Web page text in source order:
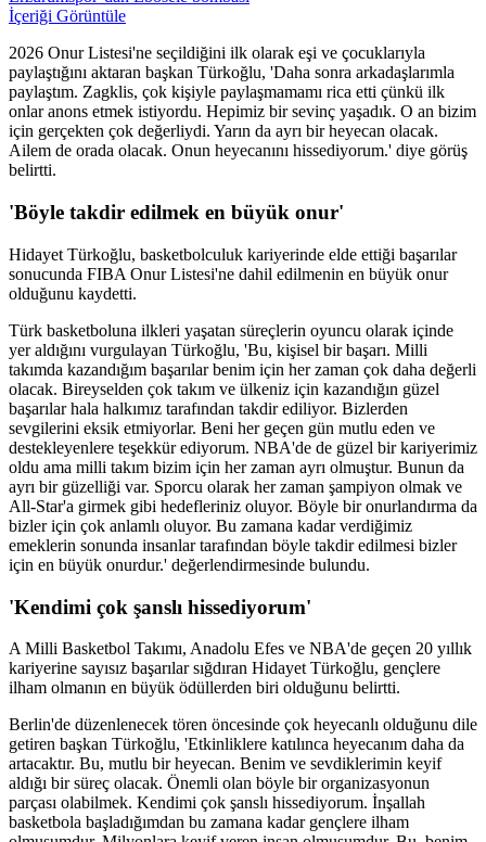
İçeriği Görüntüle
2026 Onur Listesi'ne seçildiğini ilk olarak eşi ve çocuklarıyla
paylaştığını aktaran başkan Türkoğlu, 'Daha sonra arkadaşlarımla
paylaştım. Zagklis, çok kişiyle paylaşmamamı rica etti çünkü ilk
onlar anons etmek istiyordu. Hepimiz bir sevinç yaşadık. O an bizim
için gerçekten çok değerliydi. Yarın da ayrı bir heyecan olacak.
Ailem de orada olacak. Onun heyecanını hissediyorum.' diye görüş
belirtti.
'Böyle takdir edilmek en büyük onur'
Hidayet Türkoğlu, basketbolculuk kariyerinde elde ettiği başarılar
sonucunda FIBA Onur Listesi'ne dahil edilmenin en büyük onur
olduğunu kaydetti.
Türk basketboluna ilkleri yaşatan süreçlerin oyuncu olarak içinde
yer aldığını vurgulayan Türkoğlu, 'Bu, kişisel bir başarı. Milli
takımda kazandığım başarılar benim için her zaman çok daha değerli
olacak. Bireyselden çok takım ve ülkeniz için kazandığın güzel
başarılar hala halkımız tarafından takdir ediliyor. Bizlerden
sevgilerini eksik etmiyorlar. Beni her geçen gün mutlu eden ve
destekleyenlere teşekkür ediyorum. NBA'de de güzel bir kariyerimiz
oldu ama milli takım bizim için her zaman ayrı olmuştur. Bunun da
ayrı bir güzelliği var. Sporcu olarak her zaman şampiyon olmak ve
All-Star'a girmek gibi hedefleriniz oluyor. Böyle bir onurlandırma da
bizler için çok anlamlı oluyor. Bu zamana kadar verdiğimiz
emeklerin sonunda insanlar tarafından böyle takdir edilmesi bizler
için en büyük onurdur.' değerlendirmesinde bulundu.
'Kendimi çok şanslı hissediyorum'
A Milli Basketbol Takımı, Anadolu Efes ve NBA'de geçen 20 yıllık
kariyerine sayısız başarılar sığdıran Hidayet Türkoğlu, gençlere
ilham olmanın en büyük ödüllerden biri olduğunu belirtti.
Berlin'de düzenlenecek tören öncesinde çok heyecanlı olduğunu dile
getiren başkan Türkoğlu, 'Etkinliklere katılınca heyecanım daha da
artacaktır. Bu, mutlu bir heyecan. Benim ve sevdiklerimin keyif
aldığı bir süreç olacak. Önemli olan böyle bir organizasyonun
parçası olabilmek. Kendimi çok şanslı hissediyorum. İnşallah
basketbola başladığımdan bu zamana kadar gençlere ilham